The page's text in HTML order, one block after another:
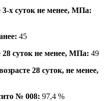
3-х суток не менее, МПа:
45
28 суток не менее, МПа: 49
28 суток, не менее,
№ 008: 97,4 %